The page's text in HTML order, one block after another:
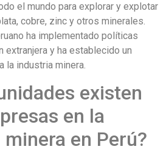
el mundo para explorar y explotar
cobre, zinc y otros minerales.
ha implementado políticas
extranjera y ha establecido un
la industria minera.
existen
en la
en Perú?